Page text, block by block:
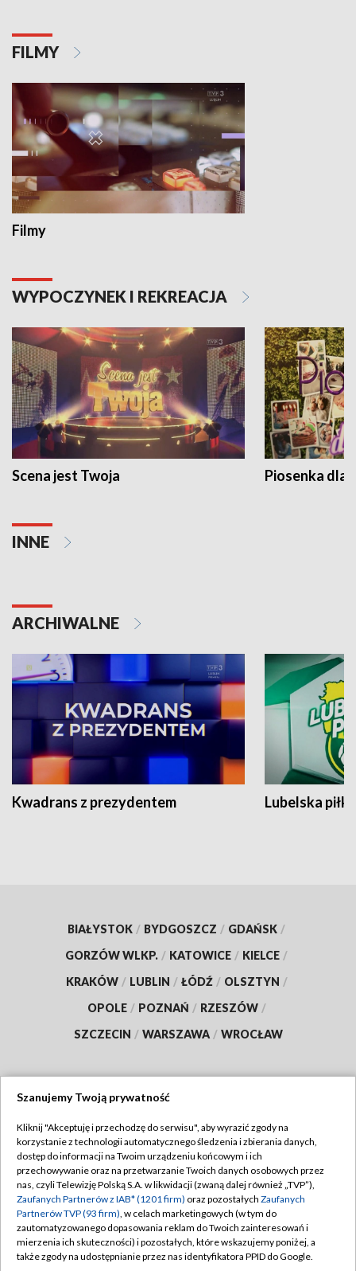
FILMY
Filmy
WYPOCZYNEK I REKREACJA
Scena jest Twoja Piosenka dla
INNE
ARCHIWALNE
Kwadrans z prezydentem Lubelska piłka
BIAŁYSTOK / BYDGOSZCZ / GDAŃSK /
GORZÓW WLKP. / KATOWICE / KIELCE /
KRAKÓW / LUBLIN / ŁÓDŹ / OLSZTYN /
OPOLE / POZNAŃ / RZESZÓW /
SZCZECIN / WARSZAWA / WROCŁAW
TVP
Abonament TVP
Emisja w TVP
Centrum informacji TVP
Naziemna Telewizja Cyfrowa
Regulamin TVP
Polityka prywatności
Moje zgody
Pomoc
Szanujemy Twoją prywatność
Kliknij "Akceptuję i przechodzę do serwisu", aby wyrazić zgody na
korzystanie z technologii automatycznego śledzenia i zbierania danych,
dostęp do informacji na Twoim urządzeniu końcowym i ich
przechowywanie oraz na przetwarzanie Twoich danych osobowych przez
nas, czyli Telewizję Polską S.A. w likwidacji (zwaną dalej również „TVP”),
Zaufanych Partnerów z IAB* (1201 firm) oraz pozostałych Zaufanych
Partnerów TVP (93 firm), w celach marketingowych (w tym do
zautomatyzowanego dopasowania reklam do Twoich zainteresowań i
mierzenia ich skuteczności) i pozostałych, które wskazujemy poniżej, a
także zgody na udostępnianie przez nas identyfikatora PPID do Google.